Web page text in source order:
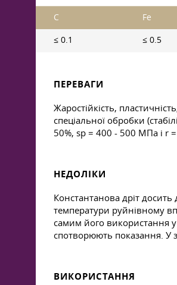
C Fe
≤ 0.1 ≤ 0.5
ПЕРЕВАГИ
Жаростійкість,
спеціальної обробки
50%, sр = 400 - 500 МПа і r
НЕДОЛІКИ
Константанова дріт
температури руйнівному
самим його використання
спотворюють показання. У
ВИКОРИСТАННЯ